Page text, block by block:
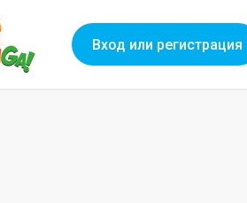
Вход или регистрация